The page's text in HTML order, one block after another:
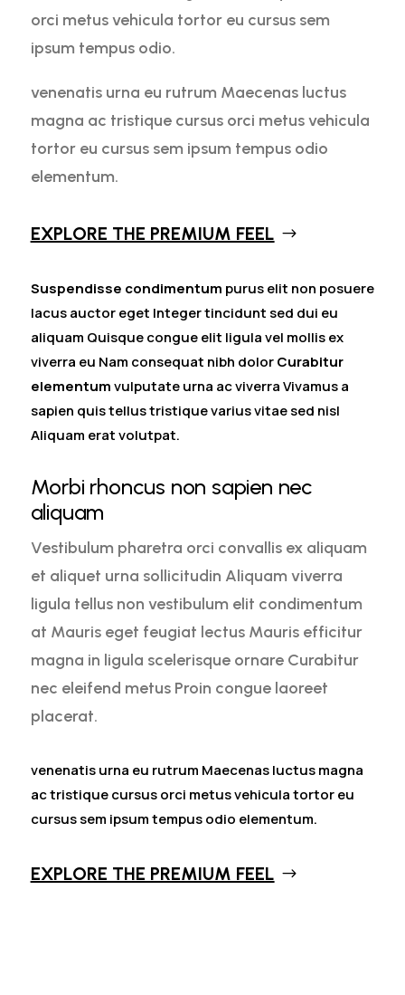
orci metus vehicula tortor eu cursus sem
ipsum tempus odio.
venenatis urna eu rutrum Maecenas luctus
magna ac tristique cursus orci metus vehicula
tortor eu cursus sem ipsum tempus odio
elementum.
EXPLORE THE PREMIUM FEEL
Suspendisse condimentum purus elit non posuere
lacus auctor eget Integer tincidunt sed dui eu
aliquam Quisque congue elit ligula vel mollis ex
viverra eu Nam consequat nibh dolorCurabitur
elementumvulputate urna ac viverra Vivamus a
sapien quis tellus tristique varius vitae sed nisl
Aliquam erat volutpat.
Morbi rhoncus non sapien nec
aliquam
Vestibulum pharetra orci convallis ex aliquam
et aliquet urna sollicitudin Aliquam viverra
ligula tellus non vestibulum elit condimentum
at Mauris eget feugiat lectus Mauris efficitur
magna in ligula scelerisque ornare Curabitur
nec eleifend metus Proin congue laoreet
placerat.
venenatis urna eu rutrum Maecenas luctus magna
ac tristique cursus orci metus vehicula tortor eu
cursus sem ipsum tempus odio elementum.
EXPLORE THE PREMIUM FEEL